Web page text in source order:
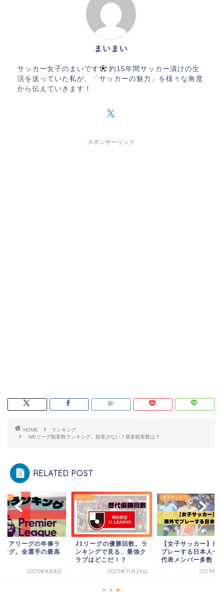
まいまい
サッカー女子のまいです
約15年間サッカー漬けの生
活を送っていた私が、「サッカーの魅力」を様々な角度
から伝えていきます！
スポンサーリンク
HOME
ランキング
WEリーグ観客数ランキング。観客少ない？最多観客数は？
RELATED POST
ング
ミアリーグの年俸ラ
ング。全選手の最高
2025年8月8日
Jリーグ
J1リーグの優勝回数。ラ
ンキングで見る、最強ク
ラブはどこだ！？
2025年11月26日
女子サッカー
【女子サッカー】海
プレーする日本人一
代表メンバー多数！
2025年6